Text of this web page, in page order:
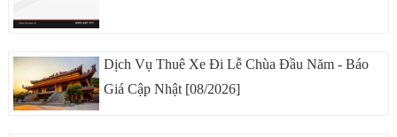
Dịch Vụ Thuê Xe Đi Lễ Chùa Đầu Năm - Báo
Giá Cập Nhật [08/2026]